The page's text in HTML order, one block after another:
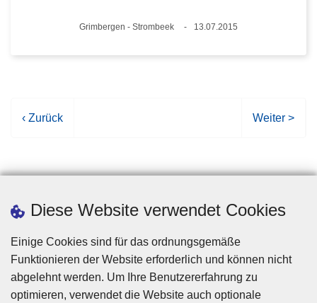
Diese Website verwendet Cookies
Einige Cookies sind für das ordnungsgemäße
Funktionieren der Website erforderlich und können nicht
abgelehnt werden. Um Ihre Benutzererfahrung zu
optimieren, verwendet die Website auch optionale
Standort
Grimbergen - Strombeek
13.07.2015
V
h
g
e
S
e
‹ Zurück
N
h
t
e
i
t
Weiter >